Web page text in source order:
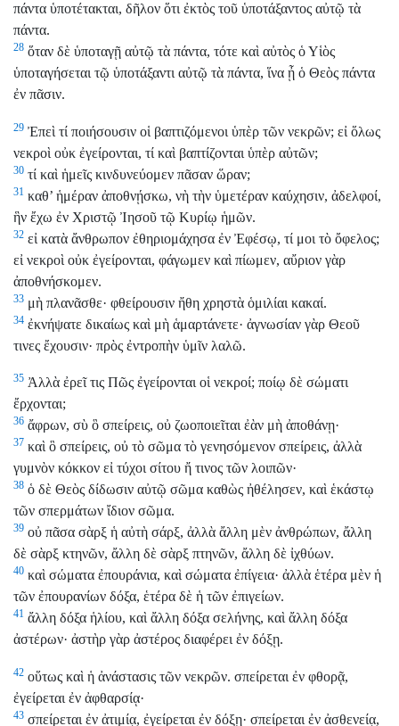
πάντα ὑποτέτακται, δῆλον ὅτι ἐκτὸς τοῦ ὑποτάξαντος αὐτῷ τὰ
πάντα.
28 ὅταν δὲ ὑποταγῇ αὐτῷ τὰ πάντα, τότε καὶ αὐτὸς ὁ Υἱὸς
ὑποταγήσεται τῷ ὑποτάξαντι αὐτῷ τὰ πάντα, ἵνα ᾖ ὁ Θεὸς πάντα
ἐν πᾶσιν.
29 Ἐπεὶ τί ποιήσουσιν οἱ βαπτιζόμενοι ὑπὲρ τῶν νεκρῶν; εἰ ὅλως
νεκροὶ οὐκ ἐγείρονται, τί καὶ βαπτίζονται ὑπὲρ αὐτῶν;
30 τί καὶ ἡμεῖς κινδυνεύομεν πᾶσαν ὥραν;
31 καθ’ ἡμέραν ἀποθνῄσκω, νὴ τὴν ὑμετέραν καύχησιν, ἀδελφοί,
ἣν ἔχω ἐν Χριστῷ Ἰησοῦ τῷ Κυρίῳ ἡμῶν.
32 εἰ κατὰ ἄνθρωπον ἐθηριομάχησα ἐν Ἐφέσῳ, τί μοι τὸ ὄφελος;
εἰ νεκροὶ οὐκ ἐγείρονται, φάγωμεν καὶ πίωμεν, αὔριον γὰρ
ἀποθνήσκομεν.
33 μὴ πλανᾶσθε· φθείρουσιν ἤθη χρηστὰ ὁμιλίαι κακαί.
34 ἐκνήψατε δικαίως καὶ μὴ ἁμαρτάνετε· ἀγνωσίαν γὰρ Θεοῦ
τινες ἔχουσιν· πρὸς ἐντροπὴν ὑμῖν λαλῶ.
35 Ἀλλὰ ἐρεῖ τις Πῶς ἐγείρονται οἱ νεκροί; ποίῳ δὲ σώματι
ἔρχονται;
36 ἄφρων, σὺ ὃ σπείρεις, οὐ ζωοποιεῖται ἐὰν μὴ ἀποθάνῃ·
37 καὶ ὃ σπείρεις, οὐ τὸ σῶμα τὸ γενησόμενον σπείρεις, ἀλλὰ
γυμνὸν κόκκον εἰ τύχοι σίτου ἤ τινος τῶν λοιπῶν·
38 ὁ δὲ Θεὸς δίδωσιν αὐτῷ σῶμα καθὼς ἠθέλησεν, καὶ ἑκάστῳ
τῶν σπερμάτων ἴδιον σῶμα.
39 οὐ πᾶσα σὰρξ ἡ αὐτὴ σάρξ, ἀλλὰ ἄλλη μὲν ἀνθρώπων, ἄλλη
δὲ σὰρξ κτηνῶν, ἄλλη δὲ σὰρξ πτηνῶν, ἄλλη δὲ ἰχθύων.
40 καὶ σώματα ἐπουράνια, καὶ σώματα ἐπίγεια· ἀλλὰ ἑτέρα μὲν ἡ
τῶν ἐπουρανίων δόξα, ἑτέρα δὲ ἡ τῶν ἐπιγείων.
41 ἄλλη δόξα ἡλίου, καὶ ἄλλη δόξα σελήνης, καὶ ἄλλη δόξα
ἀστέρων· ἀστὴρ γὰρ ἀστέρος διαφέρει ἐν δόξῃ.
42 οὕτως καὶ ἡ ἀνάστασις τῶν νεκρῶν. σπείρεται ἐν φθορᾷ,
ἐγείρεται ἐν ἀφθαρσίᾳ·
43 σπείρεται ἐν ἀτιμίᾳ, ἐγείρεται ἐν δόξῃ· σπείρεται ἐν ἀσθενείᾳ,